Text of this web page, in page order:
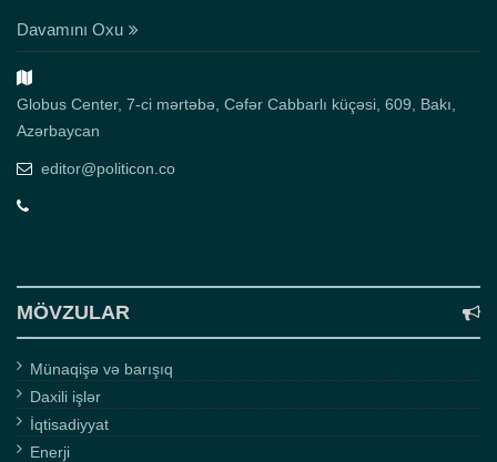
Davamını Oxu
Globus Center, 7-ci mərtəbə, Cəfər Cabbarlı küçəsi, 609, Bakı,
Azərbaycan
editor@politicon.co
MÖVZULAR
Münaqişə və barışıq
Daxili işlər
İqtisadiyyat
Enerji